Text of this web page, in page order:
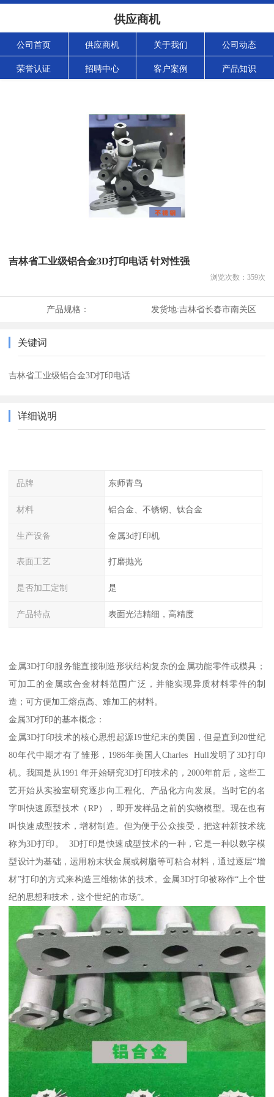
供应商机
公司首页 供应商机 关于我们 公司动态
荣誉认证 招聘中心 客户案例 产品知识
吉林省工业级铝合金3D打印电话 针对性强
浏览次数： 359次
产品规格： 发货地:吉林省长春市南关区
关键词
吉林省工业级铝合金3D打印电话
详细说明
品牌 东师青鸟
材料 铝合金、不锈钢、钛合金
生产设备 金属3d打印机
表面工艺 打磨抛光
是否加工定制 是
产品特点 表面光洁精细，高精度
金属3D打印服务能直接制造形状结构复杂的金属功能零件或模具；
可加工的金属或合金材料范围广泛，并能实现异质材料零件的制
造；可方便加工熔点高、难加工的材料。
金属3D打印的基本概念：
金属3D打印技术的核心思想起源19世纪末的美国，但是直到20世纪
80年代中期才有了雏形，1986年美国人Charles Hull发明了3D打印
机。我国是从1991 年开始研究3D打印技术的，2000年前后，这些工
艺开始从实验室研究逐步向工程化、产品化方向发展。当时它的名
字叫快速原型技术（RP），即开发样品之前的实物模型。现在也有
叫快速成型技术，增材制造。但为便于公众接受，把这种新技术统
称为3D打印。 3D打印是快速成型技术的一种，它是一种以数字模
型设计为基础，运用粉末状金属或树脂等可粘合材料，通过逐层“增
材”打印的方式来构造三维物体的技术。金属3D打印被称作“上个世
纪的思想和技术，这个世纪的市场”。